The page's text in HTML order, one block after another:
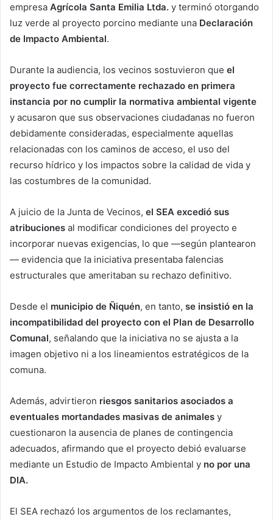
empresa Agrícola Santa Emilia Ltda. y terminó otorgando
luz verde al proyecto porcino mediante una Declaración
de Impacto Ambiental.
Durante la audiencia, los vecinos sostuvieron que el
proyecto fue correctamente rechazado en primera
instancia por no cumplir la normativa ambiental vigente
y acusaron que sus observaciones ciudadanas no fueron
debidamente consideradas, especialmente aquellas
relacionadas con los caminos de acceso, el uso del
recurso hídrico y los impactos sobre la calidad de vida y
las costumbres de la comunidad.
A juicio de la Junta de Vecinos, el SEA excedió sus
atribuciones al modificar condiciones del proyecto e
incorporar nuevas exigencias, lo que —según plantearon
— evidencia que la iniciativa presentaba falencias
estructurales que ameritaban su rechazo definitivo.
Desde el municipio de Ñiquén, en tanto, se insistió en la
incompatibilidad del proyecto con el Plan de Desarrollo
Comunal, señalando que la iniciativa no se ajusta a la
imagen objetivo ni a los lineamientos estratégicos de la
comuna.
Además, advirtieron riesgos sanitarios asociados a
eventuales mortandades masivas de animales y
cuestionaron la ausencia de planes de contingencia
adecuados, afirmando que el proyecto debió evaluarse
mediante un Estudio de Impacto Ambiental y no por una
DIA.
El SEA rechazó los argumentos de los reclamantes,